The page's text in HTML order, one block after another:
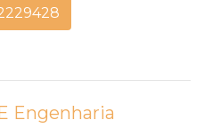
Engenharia